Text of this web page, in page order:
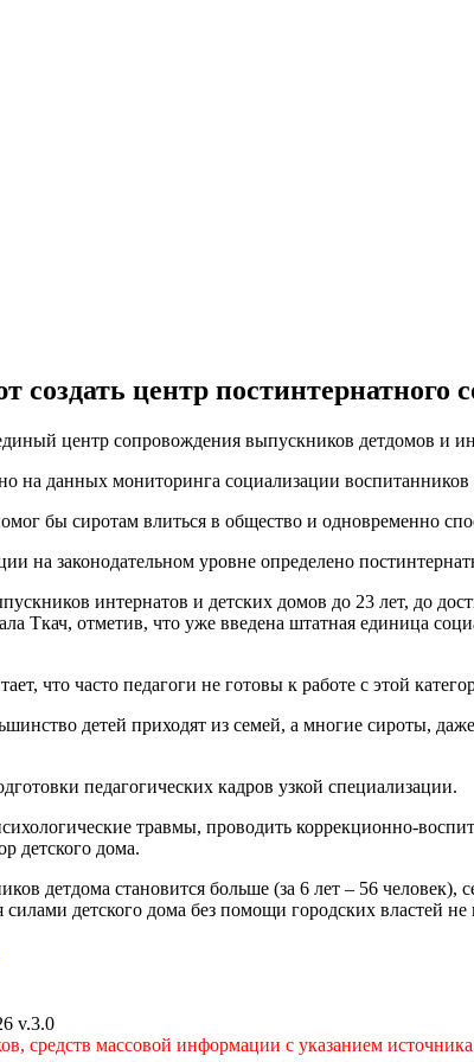
создать центр
центр сопровождения выпускников детдомов и
на данных мониторинга социализации
бы сиротам влиться в общество и одновременно
на законодательном уровне определено
интернатов и детских домов до 23 лет, до
Ткач, отметив, что уже введена штатная единица
что часто педагоги не готовы к работе с этой
детей приходят из семей, а многие сироты,
педагогических кадров узкой специализации.
травмы, проводить коррекционно-
детского дома.
детдома становится больше (за 6 лет – 56
детского дома без помощи городских властей
v.3.0
средств массовой информации с указанием